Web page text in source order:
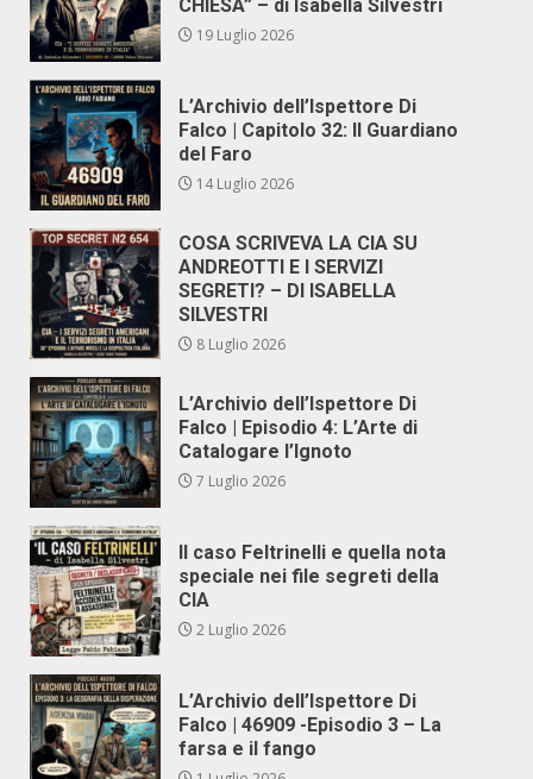
CHIESA” – di Isabella Silvestri
19 Luglio 2026
L’Archivio dell’Ispettore Di
Falco | Capitolo 32: Il Guardiano
del Faro
14 Luglio 2026
COSA SCRIVEVA LA CIA SU
ANDREOTTI E I SERVIZI
SEGRETI? – DI ISABELLA
SILVESTRI
8 Luglio 2026
L’Archivio dell’Ispettore Di
Falco | Episodio 4: L’Arte di
Catalogare l’Ignoto
7 Luglio 2026
Il caso Feltrinelli e quella nota
speciale nei file segreti della
CIA
2 Luglio 2026
L’Archivio dell’Ispettore Di
Falco | 46909 -Episodio 3 – La
farsa e il fango